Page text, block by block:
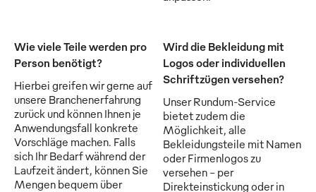
Wie viele Teile werden pro
Person benötigt?
Hierbei greifen wir gerne auf
unsere Branchenerfahrung
zurück und können Ihnen je
Anwendungsfall konkrete
Vorschläge machen. Falls
sich Ihr Bedarf während der
Laufzeit ändert, können Sie
Mengen bequem über
Wird die Bekleidung mit
Logos oder individuellen
Schriftzügen versehen?
Unser Rundum-Service
bietet zudem die
Möglichkeit, alle
Bekleidungsteile mit Namen
oder Firmenlogos zu
versehen - per
Direkteinstickung oder in